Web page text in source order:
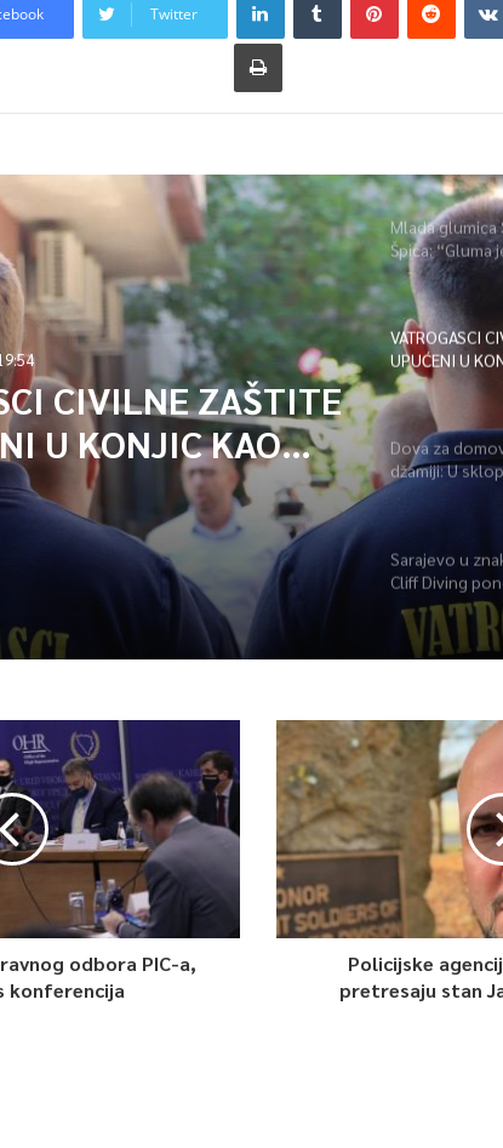
Twitter
CIVILNE ZAŠTITE
U KONJIC KAO
GAŠENJU POŽARA
Mlada glumica
Špica: “Gluma
i disciplinu sve
VATROGASCI
UPUĆENI U
GAŠENJU
Dova za
džamiji: U
BiH – Igman
Sarajevo u
Cliff Diving
skakače i
odbora PIC-a,
konferencija
Policijske
pretresaju stan